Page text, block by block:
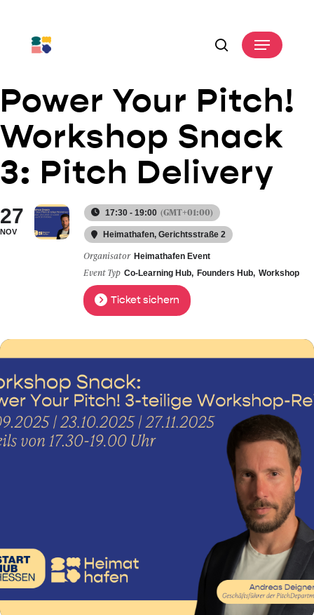
search
Menu
Power Your Pitch!
Workshop Snack
3: Pitch Delivery
27
NOV
17:30 - 19:00 (GMT+01:00)
Heimathafen, Gerichtsstraße 2
Organisator Heimathafen Event
Event Typ Co-Learning Hub, Founders Hub, Workshop
Ticket sichern